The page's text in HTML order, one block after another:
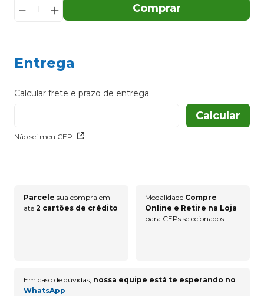
＋
－ Comprar
Entrega
Não sei meu CEP
Parcele sua compra em
até 2 cartões de crédito
Modalidade Compre
Online e Retire na Loja
para CEPs selecionados
Em caso de dúvidas, nossa equipe está te esperando no
WhatsApp